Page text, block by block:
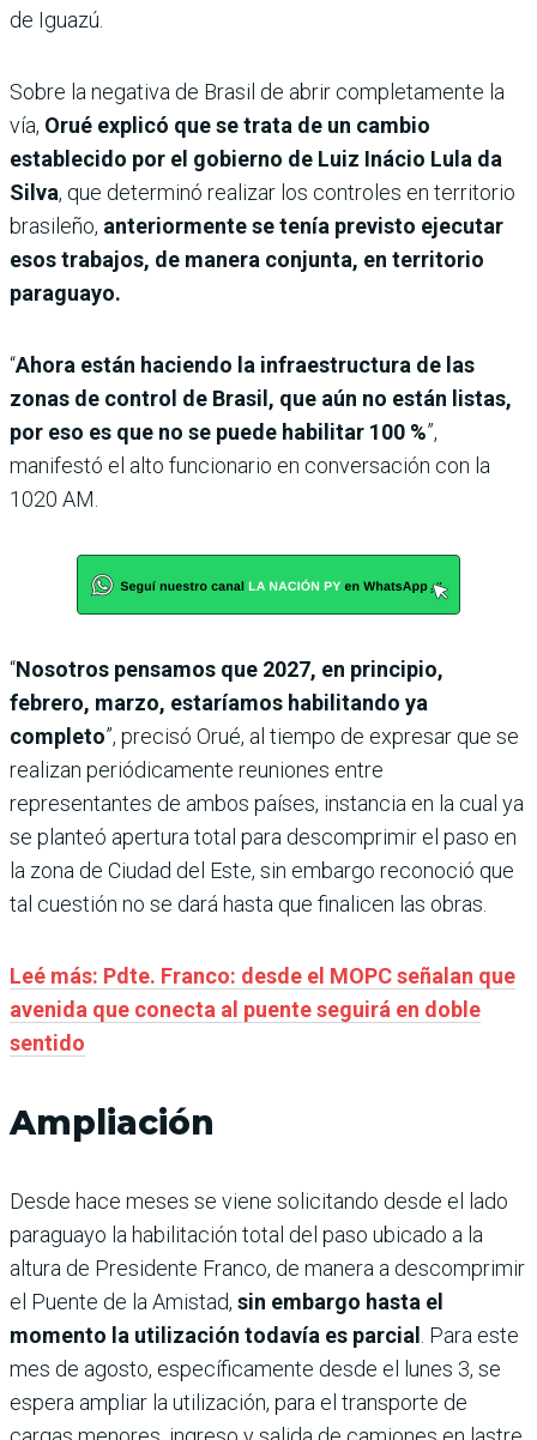
de Iguazú.
Sobre la negativa de Brasil de abrir completamente la
vía, Orué explicó que se trata de un cambio
establecido por el gobierno de Luiz Inácio Lula da
Silva, que determinó realizar los controles en territorio
brasileño, anteriormente se tenía previsto ejecutar
esos trabajos, de manera conjunta, en territorio
paraguayo.
“Ahora están haciendo la infraestructura de las
zonas de control de Brasil, que aún no están listas,
por eso es que no se puede habilitar 100 %”,
manifestó el alto funcionario en conversación con la
1020 AM.
“Nosotros pensamos que 2027, en principio,
febrero, marzo, estaríamos habilitando ya
completo”, precisó Orué, al tiempo de expresar que se
realizan periódicamente reuniones entre
representantes de ambos países, instancia en la cual ya
se planteó apertura total para descomprimir el paso en
la zona de Ciudad del Este, sin embargo reconoció que
tal cuestión no se dará hasta que finalicen las obras.
Leé más: Pdte. Franco: desde el MOPC señalan que
avenida que conecta al puente seguirá en doble
sentido
Ampliación
Desde hace meses se viene solicitando desde el lado
paraguayo la habilitación total del paso ubicado a la
altura de Presidente Franco, de manera a descomprimir
el Puente de la Amistad, sin embargo hasta el
momento la utilización todavía es parcial . Para este
mes de agosto, específicamente desde el lunes 3, se
espera ampliar la utilización, para el transporte de